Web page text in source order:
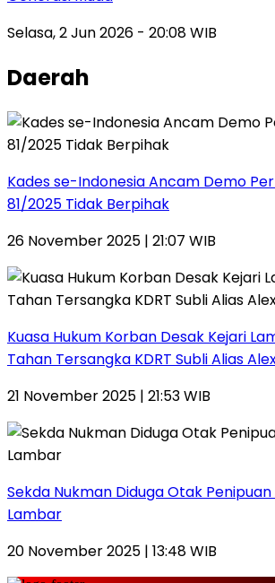
Selasa, 2 Jun 2026 - 20:08 WIB
Daerah
Kades se-Indonesia Ancam Demo
81/2025 Tidak Berpihak
26 November 2025 | 21:07 WIB
Kuasa Hukum Korban Desak Kejari
Tahan Tersangka KDRT Subli Alias
21 November 2025 | 21:53 WIB
Sekda Nukman Diduga Otak
Lambar
20 November 2025 | 13:48 WIB